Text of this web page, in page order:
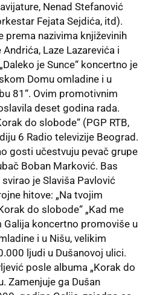
Nenad Stefanović
Fejata Sejdića, itd).
prema nazivima književinih
Laze Lazarevića i
je Sunce“ koncertno je
Domu omladine i u
81“. Ovim promotivnim
deset godina rada.
do slobode“ (PGP RTB,
6 Radio televizije Beograd.
gosti učestvuju pevač grupe
Boban Marković. Bas
je Slaviša Pavlović
hitove: „Na tvojim
do slobode“ „Kad me
Galija koncertno promoviše u
i u Nišu, velikim
ljudi u Dušanovoj ulici.
posle albuma „Korak do
Zamenjuje ga Dušan